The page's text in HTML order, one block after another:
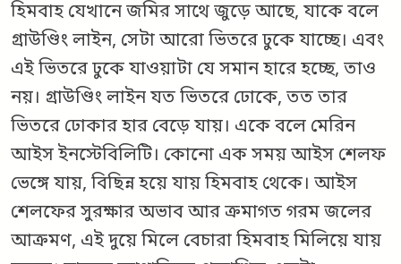
হিমবাহ যেখানে জমির সাথে জুড়ে আছে, যাকে বলে
গ্রাউণ্ডিং লাইন, সেটা আরো ভিতরে ঢুকে যাচ্ছে। এবং
এই ভিতরে ঢুকে যাওয়াটা যে সমান হারে হচ্ছে, তাও
নয়। গ্রাউণ্ডিং লাইন যত ভিতরে ঢোকে, তত তার
ভিতরে ঢোকার হার বেড়ে যায়। একে বলে মেরিন
আইস ইনস্টেবিলিটি। কোনো এক সময় আইস শেলফ
ভেঙ্গে যায়, বিছিন্ন হয়ে যায় হিমবাহ থেকে। আইস
শেলফের সুরক্ষার অভাব আর ক্রমাগত গরম জলের
আক্রমণ, এই দুয়ে মিলে বেচারা হিমবাহ মিলিয়ে যায়